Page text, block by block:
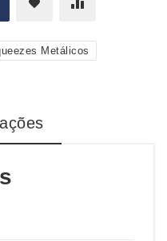
Metálicos